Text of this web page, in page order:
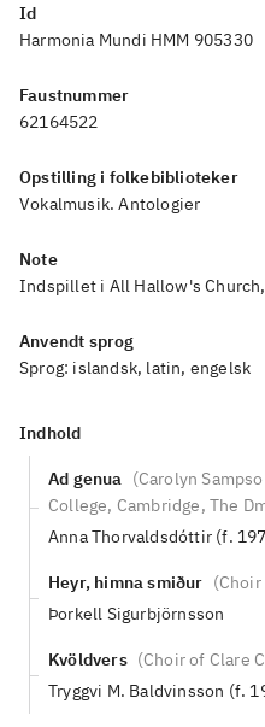
Id
Harmonia Mundi HMM 905330
Faustnummer
62164522
Opstilling i folkebiblioteker
Vokalmusik. Antologier
Note
Indspillet i All Hallow's
Anvendt sprog
Sprog: islandsk, latin, engelsk
Indhold
Ad genua (Carolyn
College, Cambridge, The
Anna Thorvaldsdóttir (f.
Heyr, himna smiður (Choir
Þorkell Sigurbjörnsson
Kvöldvers (Choir of Clare
Tryggvi M. Baldvinsson (f.